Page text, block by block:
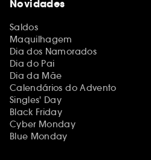
Novidades
Saldos
Maquilhagem
Dia dos Namorados
Dia do Pai
Dia da Mãe
Calendários do Advento
Singles' Day
Black Friday
Cyber Monday
Blue Monday